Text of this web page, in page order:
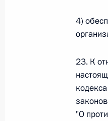
26 июля
О
26 июля
4)
23. К
"О